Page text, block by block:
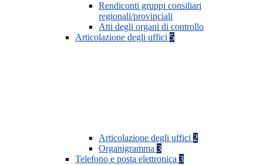
Rendiconti gruppi consiliari
regionali/provinciali
Atti degli organi di controllo
Articolazione degli uffici 5
Articolazione degli uffici 2
Organigramma 3
Telefono e posta elettronica 3